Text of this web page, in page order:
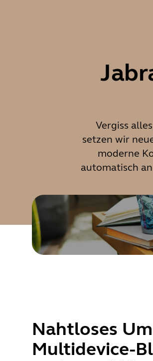
Vergiss
setzen wir
moderne
automatisch
Nahtloses
Multidevice-